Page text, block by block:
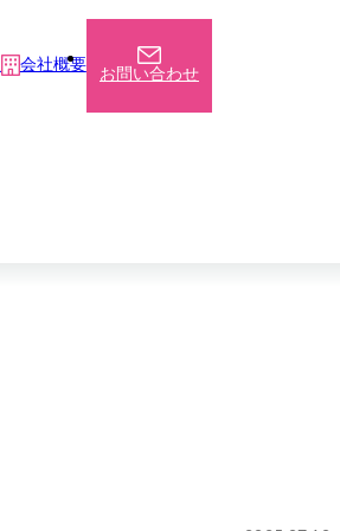
会社概要 お問い合わせ